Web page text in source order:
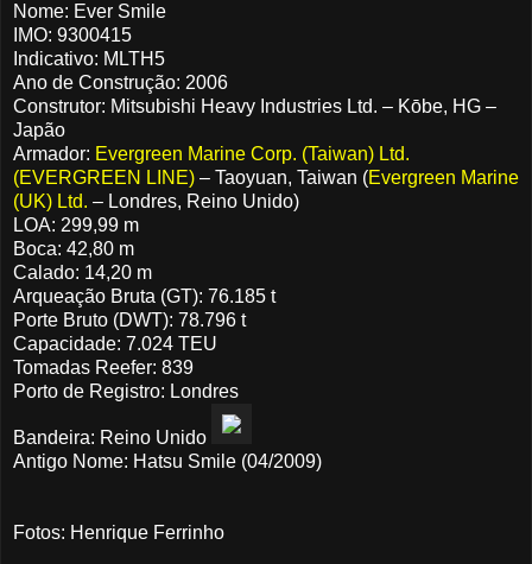
Nome: Ever Smile
IMO: 9300415
Indicativo: MLTH5
Ano de Construção: 2006
Construtor: Mitsubishi Heavy Industries Ltd. – Kōbe, HG –
Japão
Armador: Evergreen Marine Corp. (Taiwan) Ltd.
(EVERGREEN LINE) – Taoyuan, Taiwan (Evergreen Marine
(UK) Ltd. – Londres, Reino Unido)
LOA: 299,99 m
Boca: 42,80 m
Calado: 14,20 m
Arqueação Bruta (GT): 76.185 t
Porte Bruto (DWT): 78.796 t
Capacidade: 7.024 TEU
Tomadas Reefer: 839
Porto de Registro: Londres
Bandeira: Reino Unido
Antigo Nome: Hatsu Smile (04/2009)
Fotos: Henrique Ferrinho